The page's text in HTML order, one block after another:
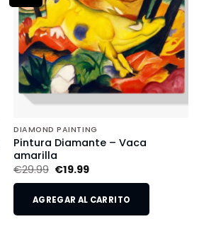
DIAMOND PAINTING
Pintura Diamante – Vaca
amarilla
€29.99 €19.99
AGREGAR AL CARRITO